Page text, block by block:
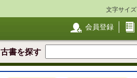
文字サイズ
会員登録
古書を探す